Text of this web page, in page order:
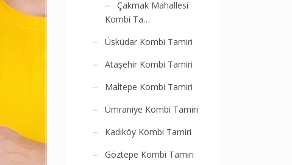
Çakmak Mahallesi
Kombi Ta…
Üsküdar Kombi Tamiri
Ataşehir Kombi Tamiri
Maltepe Kombi Tamiri
Ümraniye Kombi Tamiri
Kadıköy Kombi Tamiri
Göztepe Kombi Tamiri